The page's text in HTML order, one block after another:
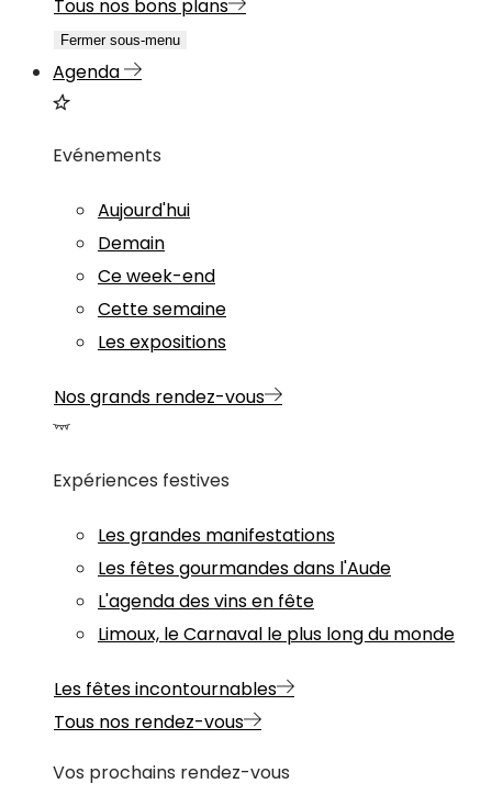
Tous nos bons plans
Fermer sous-menu
Agenda
Evénements
Aujourd'hui
Demain
Ce week-end
Cette semaine
Les expositions
Nos grands rendez-vous
Expériences festives
Les grandes manifestations
Les fêtes gourmandes dans l'Aude
L'agenda des vins en fête
Limoux, le Carnaval le plus long du monde
Les fêtes incontournables
Tous nos rendez-vous
Vos prochains rendez-vous